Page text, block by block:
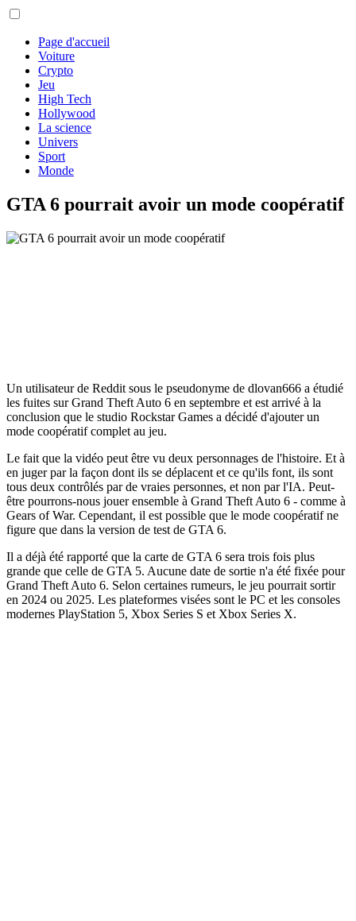
Page d'accueil
Voiture
Crypto
Jeu
High Tech
Hollywood
La science
Univers
Sport
Monde
GTA 6 pourrait avoir un mode coopératif
Un utilisateur de Reddit sous le pseudonyme de dlovan666 a étudié
les fuites sur Grand Theft Auto 6 en septembre et est arrivé à la
conclusion que le studio Rockstar Games a décidé d'ajouter un
mode coopératif complet au jeu.
Le fait que la vidéo peut être vu deux personnages de l'histoire. Et à
en juger par la façon dont ils se déplacent et ce qu'ils font, ils sont
tous deux contrôlés par de vraies personnes, et non par l'IA. Peut-
être pourrons-nous jouer ensemble à Grand Theft Auto 6 - comme à
Gears of War. Cependant, il est possible que le mode coopératif ne
figure que dans la version de test de GTA 6.
Il a déjà été rapporté que la carte de GTA 6 sera trois fois plus
grande que celle de GTA 5. Aucune date de sortie n'a été fixée pour
Grand Theft Auto 6. Selon certaines rumeurs, le jeu pourrait sortir
en 2024 ou 2025. Les plateformes visées sont le PC et les consoles
modernes PlayStation 5, Xbox Series S et Xbox Series X.